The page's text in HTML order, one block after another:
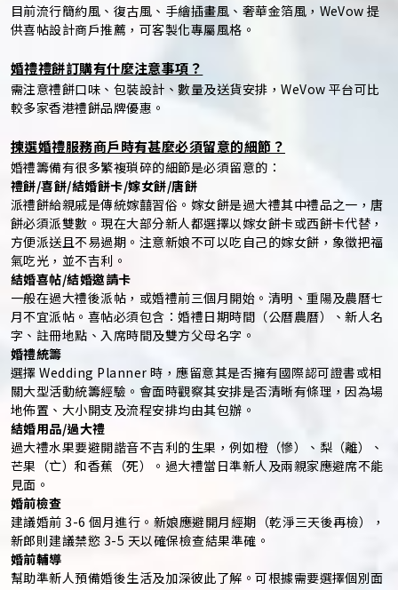
目前流行簡約風、復古風、手繪插畫風、奢華金箔風，WeVow 提
供喜帖設計商戶推薦，可客製化專屬風格。
婚禮禮餅訂購有什麼注意事項？
需注意禮餅口味、包裝設計、數量及送貨安排，WeVow 平台可比
較多家香港禮餅品牌優惠。
揀選婚禮服務商戶時有甚麼必須留意的細節？
婚禮籌備有很多繁複瑣碎的細節是必須留意的：
禮餅/喜餅/結婚餅卡/嫁女餅/唐餅
派禮餅給親戚是傳統嫁囍習俗。嫁女餅是過大禮其中禮品之一，唐
餅必須派雙數。現在大部分新人都選擇以嫁女餅卡或西餅卡代替，
方便派送且不易過期。注意新娘不可以吃自己的嫁女餅，象徵把福
氣吃光，並不吉利。
結婚喜帖/結婚邀請卡
一般在過大禮後派帖，或婚禮前三個月開始。清明、重陽及農曆七
月不宜派帖。喜帖必須包含：婚禮日期時間（公曆農曆）、新人名
字、註冊地點、入席時間及雙方父母名字。
婚禮統籌
選擇 Wedding Planner 時，應留意其是否擁有國際認可證書或相
關大型活動統籌經驗。會面時觀察其安排是否清晰有條理，因為場
地佈置、大小開支及流程安排均由其包辦。
結婚用品/過大禮
過大禮水果要避開諧音不吉利的生果，例如橙（慘）、梨（離）、
芒果（亡）和香蕉（死）。過大禮當日準新人及兩親家應避席不能
見面。
婚前檢查
建議婚前 3-6 個月進行。新娘應避開月經期（乾淨三天後再檢），
新郎則建議禁慾 3-5 天以確保檢查結果準確。
婚前輔導
幫助準新人預備婚後生活及加深彼此了解。可根據需要選擇個別面